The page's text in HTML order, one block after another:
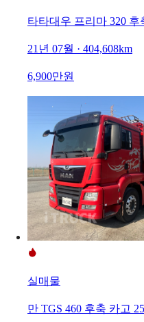
타타대우 프리마 320 후
21년 07월 · 404,608km
6,900만원
실매물
만 TGS 460 후축 카고